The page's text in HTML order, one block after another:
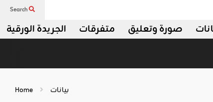
Search
الجريدة الورقية متفرقات صورة وتعليق
Home بيانات